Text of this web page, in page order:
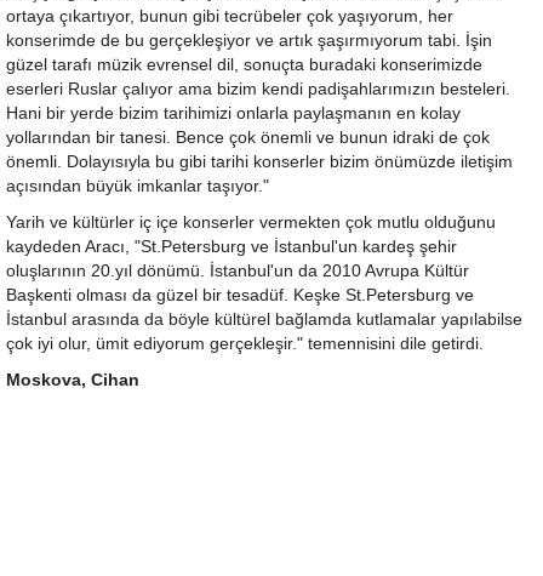
ortaya çıkartıyor, bunun gibi tecrübeler çok yaşıyorum, her
konserimde de bu gerçekleşiyor ve artık şaşırmıyorum tabi. İşin
güzel tarafı müzik evrensel dil, sonuçta buradaki konserimizde
eserleri Ruslar çalıyor ama bizim kendi padişahlarımızın besteleri.
Hani bir yerde bizim tarihimizi onlarla paylaşmanın en kolay
yollarından bir tanesi. Bence çok önemli ve bunun idraki de çok
önemli. Dolayısıyla bu gibi tarihi konserler bizim önümüzde iletişim
açısından büyük imkanlar taşıyor."
Yarih ve kültürler iç içe konserler vermekten çok mutlu olduğunu
kaydeden Aracı, "St.Petersburg ve İstanbul'un kardeş şehir
oluşlarının 20.yıl dönümü. İstanbul'un da 2010 Avrupa Kültür
Başkenti olması da güzel bir tesadüf. Keşke St.Petersburg ve
İstanbul arasında da böyle kültürel bağlamda kutlamalar yapılabilse
çok iyi olur, ümit ediyorum gerçekleşir." temennisini dile getirdi.
Moskova, Cihan